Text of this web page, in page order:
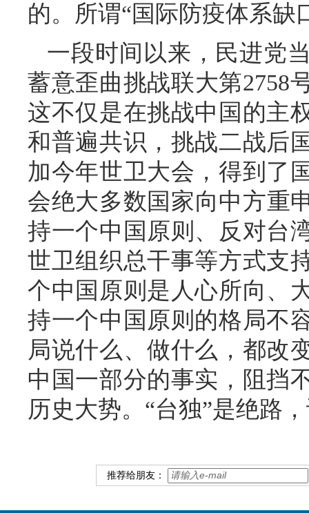
的。所谓“国际防疫体系缺
一段时间以来，民进党
蓄意歪曲挑战联大第2758
这不仅是在挑战中国的主
和普遍共识，挑战二战后
加今年世卫大会，得到了
会绝大多数国家向中方重
持一个中国原则、反对台
世卫组织总干事等方式支
个中国原则是人心所向、
持一个中国原则的格局不
局说什么、做什么，都改
中国一部分的事实，阻挡
历史大势。“台独”是绝路
推荐给朋友：